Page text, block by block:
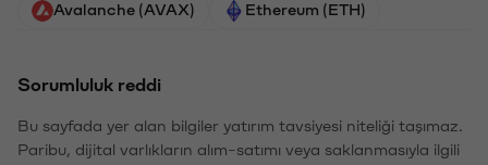
Avalanche (AVAX) Ethereum (ETH)
Sorumluluk reddi
Bu sayfada yer alan bilgiler yatırım tavsiyesi niteliği taşımaz.
Paribu, dijital varlıkların alım-satımı veya saklanmasıyla ilgili